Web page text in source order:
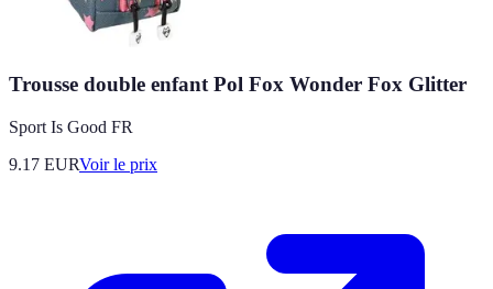
Trousse double enfant Pol Fox Wonder Fox Glitter
Sport Is Good FR
9.17 EURVoir le prix